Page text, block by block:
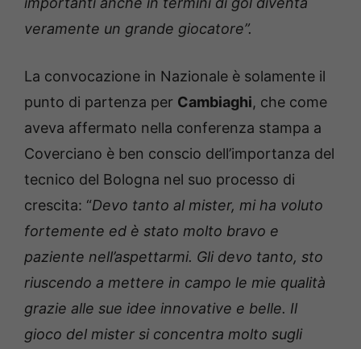
veramente un grande giocatore”.
La convocazione in Nazionale è solamente il
punto di partenza per Cambiaghi, che come
aveva affermato nella conferenza stampa a
Coverciano è ben conscio dell’importanza del
tecnico del Bologna nel suo processo di
crescita: “Devo tanto al mister, mi ha voluto
fortemente ed è stato molto bravo e
paziente nell’aspettarmi. Gli devo tanto, sto
riuscendo a mettere in campo le mie qualità
grazie alle sue idee innovative e belle. Il
gioco del mister si concentra molto sugli